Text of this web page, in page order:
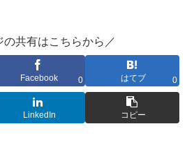
の共有はこちらから／
Facebook 0 はてブ 0
LinkedIn コピー